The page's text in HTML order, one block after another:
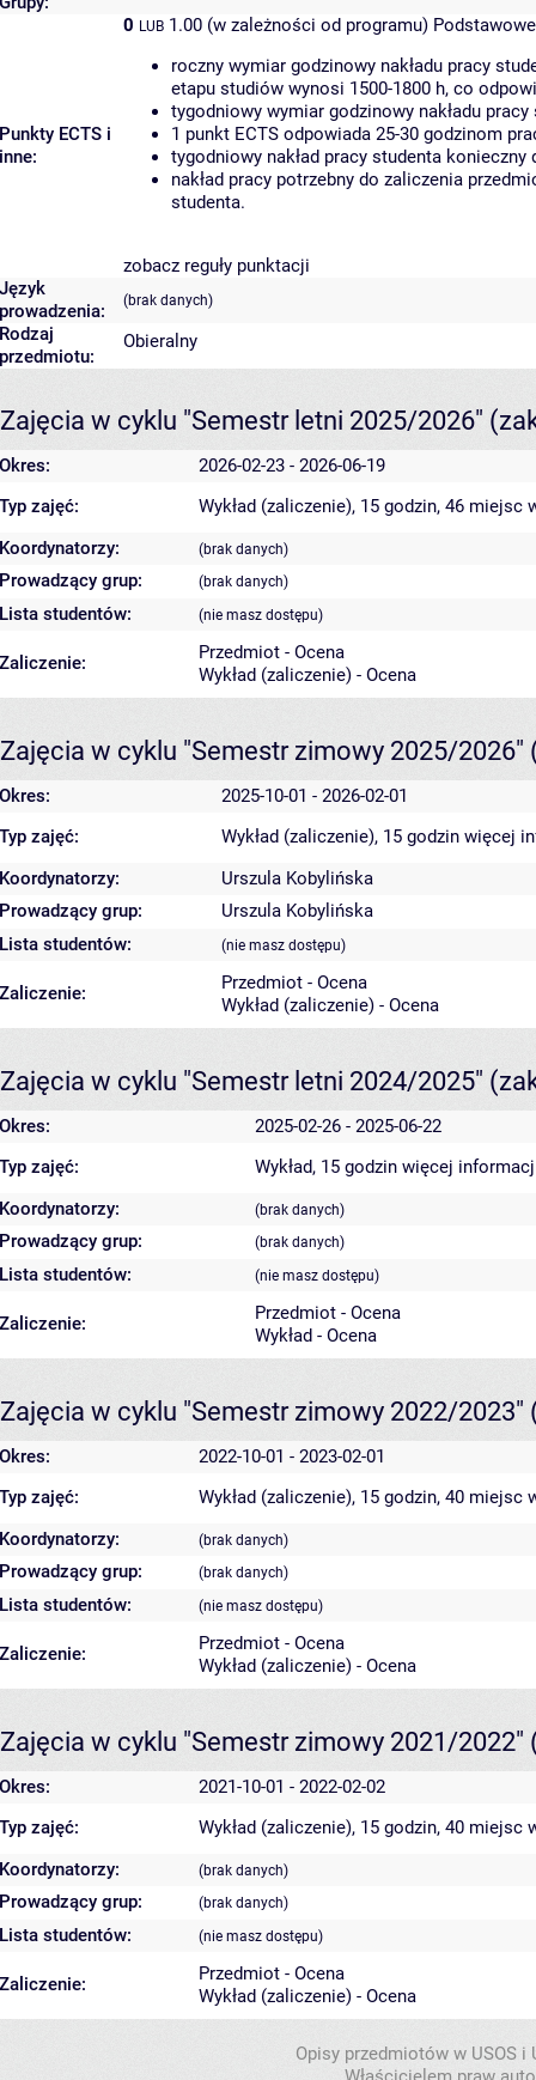
Punkty ECTS i
inne:
0 LUB 1.00 (w zależności od programu)
roczny wymiar godzinowy nakładu pracy
etapu studiów wynosi 1500-1800 h, co
tygodniowy wymiar godzinowy nakładu
1 punkt ECTS odpowiada 25-30 godzinom
tygodniowy nakład pracy studenta
nakład pracy potrzebny do zaliczenia
studenta.
zobacz reguły punktacji
Język
prowadzenia:
(brak danych)
Rodzaj
przedmiotu:
Obieralny
Zajęcia w cyklu "Semestr letni 2025/2026"
Okres:
2026-02-23 - 2026-06-19
Typ zajęć:
Wykład (zaliczenie), 15 godzin, 46 miejsc
Koordynatorzy:
(brak danych)
Prowadzący grup: (brak danych)
Lista studentów: (nie masz dostępu)
Zaliczenie:
Przedmiot - Ocena
Wykład (zaliczenie) - Ocena
Zajęcia w cyklu "Semestr zimowy 2025/2026"
Okres:
2025-10-01 - 2026-02-01
Typ zajęć:
Wykład (zaliczenie), 15 godzin więcej
Koordynatorzy:
Urszula Kobylińska
Prowadzący grup:
Urszula Kobylińska
Lista studentów:
(nie masz dostępu)
Zaliczenie:
Przedmiot - Ocena
Wykład (zaliczenie) - Ocena
Zajęcia w cyklu "Semestr letni 2024/2025"
Okres:
2025-02-26 - 2025-06-22
Typ zajęć:
Wykład, 15 godzin więcej
Koordynatorzy:
(brak danych)
Prowadzący grup: (brak danych)
Lista studentów: (nie masz dostępu)
Zaliczenie:
Przedmiot - Ocena
Wykład - Ocena
Zajęcia w cyklu "Semestr zimowy 2022/2023"
Okres:
2022-10-01 - 2023-02-01
Typ zajęć:
Wykład (zaliczenie), 15 godzin, 40 miejsc
Koordynatorzy:
(brak danych)
Prowadzący grup: (brak danych)
Lista studentów: (nie masz dostępu)
Zaliczenie:
Przedmiot - Ocena
Wykład (zaliczenie) - Ocena
Zajęcia w cyklu "Semestr zimowy 2021/2022"
Okres:
2021-10-01 - 2022-02-02
Typ zajęć:
Wykład (zaliczenie), 15 godzin, 40 miejsc
Koordynatorzy:
(brak danych)
Prowadzący grup: (brak danych)
Lista studentów: (nie masz dostępu)
Zaliczenie:
Przedmiot - Ocena
Wykład (zaliczenie) - Ocena
Opisy przedmiotów w USOS